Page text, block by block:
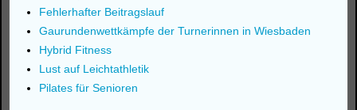
Fehlerhafter Beitragslauf
Gaurundenwettkämpfe der Turnerinnen in Wiesbaden
Hybrid Fitness
Lust auf Leichtathletik
Pilates für Senioren